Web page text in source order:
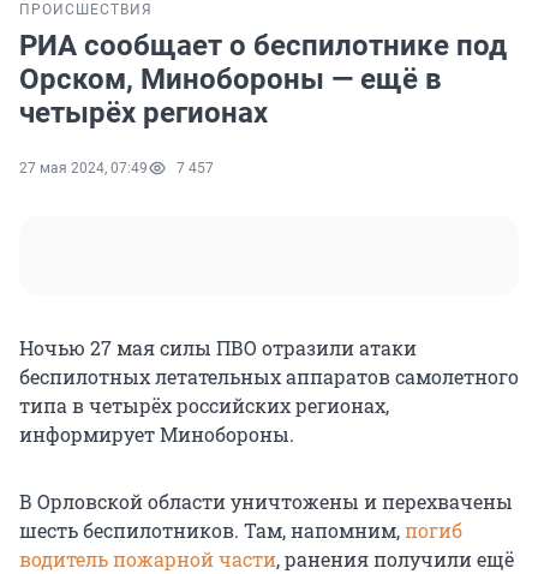
ПРОИСШЕСТВИЯ
РИА сообщает о беспилотнике под
Орском, Минобороны — ещё в
четырёх регионах
27 мая 2024, 07:49 7 457
Ночью 27 мая силы ПВО отразили атаки
беспилотных летательных аппаратов самолетного
типа в четырёх российских регионах,
информирует Минобороны.
В Орловской области уничтожены и перехвачены
шесть беспилотников. Там, напомним,погиб
водитель пожарной части, ранения получили ещё